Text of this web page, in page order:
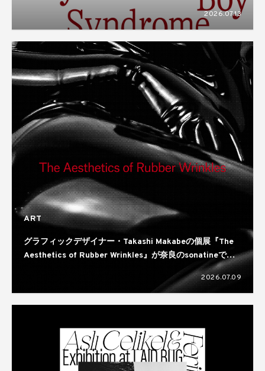
れ動き、形づくられるアイデンティティのあり方を描き出
2026.07.13
ART
グラフィックデザイナー・Takashi Makabeの個展『The
Aesthetics of Rubber Wrinkles』が奈良のsonatineで開
2026.07.09